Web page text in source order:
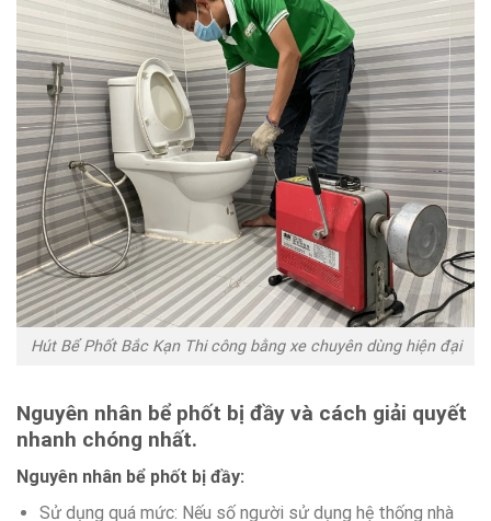
Hút Bể Phốt Bắc Kạn Thi công bằng xe chuyên dùng hiện đại
Nguyên nhân bể phốt bị đầy và cách giải quyết
nhanh chóng nhất.
Nguyên nhân bể phốt bị đầy:
Sử dụng quá mức: Nếu số người sử dụng hệ thống nhà